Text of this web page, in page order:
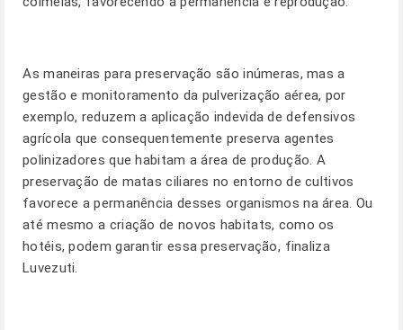
As maneiras para preservação são inúmeras, mas a
gestão e monitoramento da pulverização aérea, por
exemplo, reduzem a aplicação indevida de defensivos
agrícola que consequentemente preserva agentes
polinizadores que habitam a área de produção. A
preservação de matas ciliares no entorno de cultivos
favorece a permanência desses organismos na área. Ou
até mesmo a criação de novos habitats, como os
hotéis, podem garantir essa preservação, finaliza
Luvezuti.